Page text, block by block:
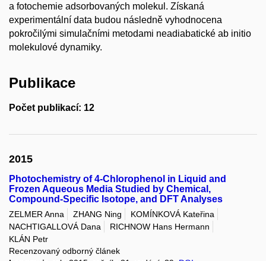
a fotochemie adsorbovaných molekul. Získaná
experimentální data budou následně vyhodnocena
pokročilými simulačními metodami neadiabatické ab initio
molekulové dynamiky.
Publikace
Počet publikací: 12
2015
Photochemistry of 4-Chlorophenol in Liquid and
Frozen Aqueous Media Studied by Chemical,
Compound-Specific Isotope, and DFT Analyses
ZELMER Anna ZHANG Ning
KOMÍNKOVÁ Kateřina
NACHTIGALLOVÁ Dana
RICHNOW Hans Hermann
KLÁN Petr
Recenzovaný odborný článek